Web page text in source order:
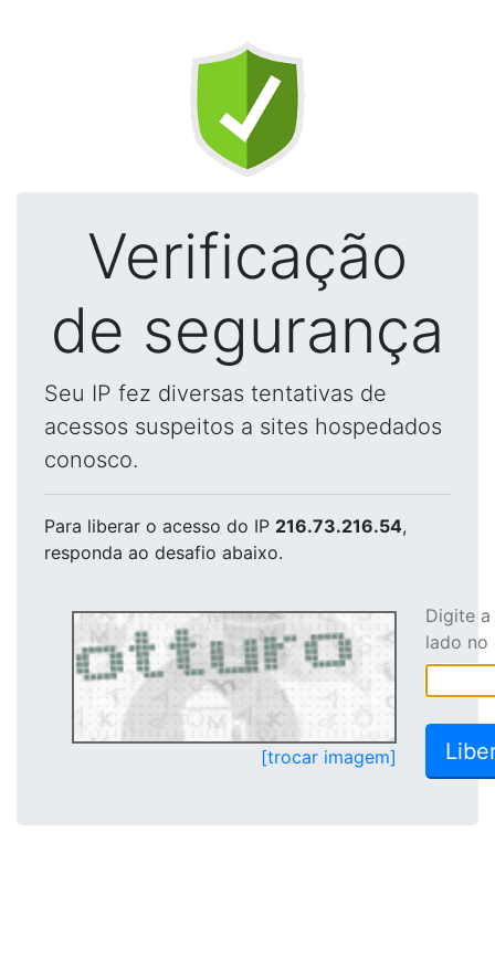
Verificação
de segurança
Seu IP fez diversas tentativas de
acessos suspeitos a sites hospedados
conosco.
Para liberar o acesso do IP 216.73.216.54,
responda ao desafio abaixo.
[trocar imagem]
Digite
lado no